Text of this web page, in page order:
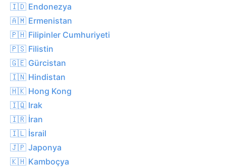
🇮🇩 Endonezya
🇦🇲 Ermenistan
🇵🇭 Filipinler Cumhuriyeti
🇵🇸 Filistin
🇬🇪 Gürcistan
🇮🇳 Hindistan
🇭🇰 Hong Kong
🇮🇶 Irak
🇮🇷 İran
🇮🇱 İsrail
🇯🇵 Japonya
🇰🇭 Kamboçya